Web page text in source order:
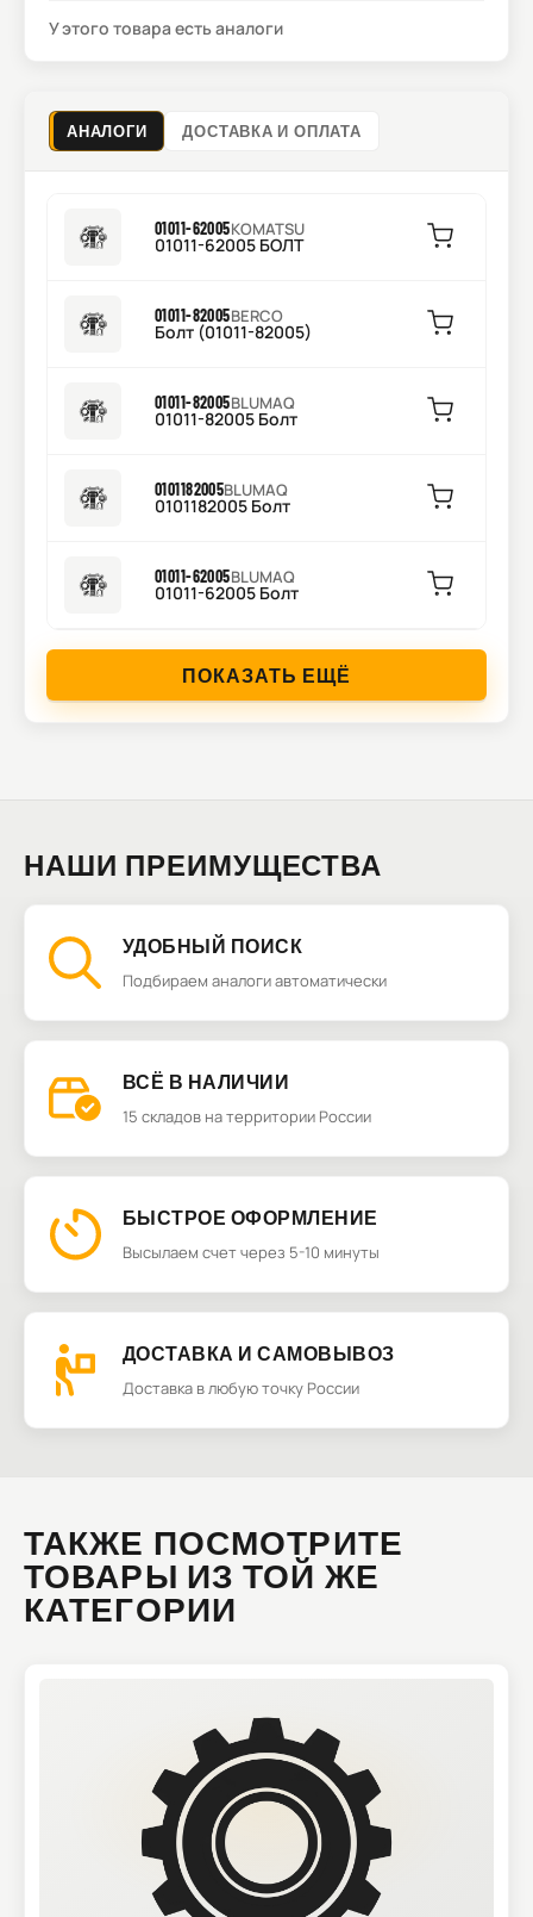
У этого товара есть аналоги
АНАЛОГИ ДОСТАВКА И ОПЛАТА
01011-62005KOMATSU
01011-62005 БОЛТ
01011-82005BERCO
Болт (01011-82005)
01011-82005BLUMAQ
01011-82005 Болт
0101182005BLUMAQ
0101182005 Болт
01011-62005BLUMAQ
01011-62005 Болт
ПОКАЗАТЬ ЕЩЁ
НАШИ ПРЕИМУЩЕСТВА
УДОБНЫЙ ПОИСК
Подбираем аналоги автоматически
ВСЁ В НАЛИЧИИ
15 складов на территории России
БЫСТРОЕ ОФОРМЛЕНИЕ
Высылаем счет через 5-10 минуты
ДОСТАВКА И САМОВЫВОЗ
Доставка в любую точку России
ТАКЖЕ ПОСМОТРИТЕ
ТОВАРЫ ИЗ ТОЙ ЖЕ
КАТЕГОРИИ